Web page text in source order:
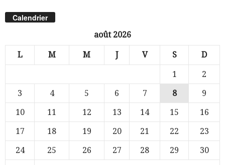
Calendrier
août 2026
L M M J V S D
1
2
3
4 5 6 7 8
9
10
11 12 13 14 15
16
17
18 19 20 21 22
23
24
25 26 27 28 29
30